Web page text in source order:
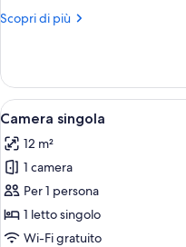
matrimoniale
letti
singoli
Scopri di più
Altri
con
letto
matrimoniale
2
letti
singoli
Apri
tutte
le
foto
per
Camera
singola
16
Camera singola
12 m²
1 camera
Per 1 persona
1 letto singolo
Wi-Fi gratuito